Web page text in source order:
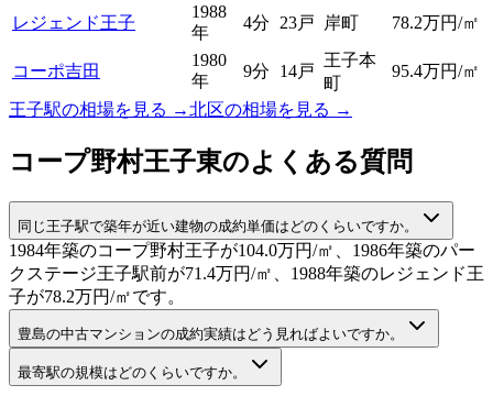
レジェンド王子
1988
年
4分 23戸 岸町 78.2万円/㎡
コーポ吉田
1980
年
9分 14戸
王子本
町
95.4万円/㎡
王子駅の相場を見る →北区の相場を見る →
コープ野村王子東のよくある質問
同じ王子駅で築年が近い建物の成約単価はどのくらいですか。
1984年築のコープ野村王子が104.0万円/㎡、1986年築のパー
クステージ王子駅前が71.4万円/㎡、1988年築のレジェンド王
子が78.2万円/㎡です。
豊島の中古マンションの成約実績はどう見ればよいですか。
最寄駅の規模はどのくらいですか。